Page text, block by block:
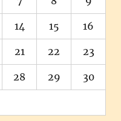
14 15 16
21 22 23
28 29 30